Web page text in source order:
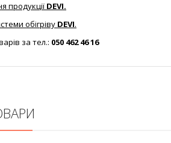
продукціїDEVI.
обігріву DEVI.
за тел.: 050 462 46 16